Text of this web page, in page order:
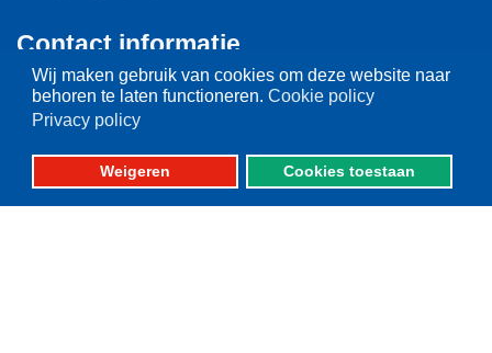
Wij maken gebruik van cookies om deze website naar
behoren te laten functioneren. Cookie policy
Privacy policy
Weigeren Cookies toestaan
Contact informatie
Postbus 59
8320 AB URK
Bezoekadres: